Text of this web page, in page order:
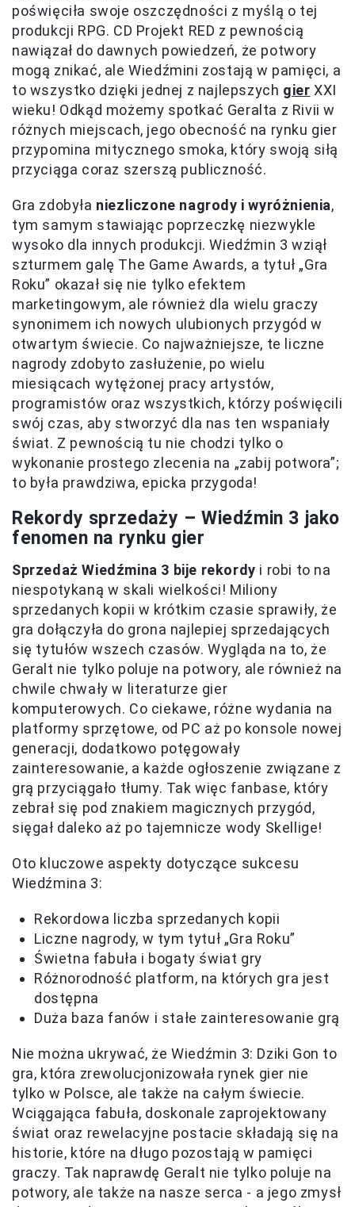
poświęciła swoje oszczędności z myślą o tej
produkcji RPG. CD Projekt RED z pewnością
nawiązał do dawnych powiedzeń, że potwory
mogą znikać, ale Wiedźmini zostają w pamięci, a
to wszystko dzięki jednej z najlepszych gier XXI
wieku! Odkąd możemy spotkać Geralta z Rivii w
różnych miejscach, jego obecność na rynku gier
przypomina mitycznego smoka, który swoją siłą
przyciąga coraz szerszą publiczność.
Gra zdobyła niezliczone nagrody i wyróżnienia,
tym samym stawiając poprzeczkę niezwykle
wysoko dla innych produkcji. Wiedźmin 3 wziął
szturmem galę The Game Awards, a tytuł „Gra
Roku” okazał się nie tylko efektem
marketingowym, ale również dla wielu graczy
synonimem ich nowych ulubionych przygód w
otwartym świecie. Co najważniejsze, te liczne
nagrody zdobyto zasłużenie, po wielu
miesiącach wytężonej pracy artystów,
programistów oraz wszystkich, którzy poświęcili
swój czas, aby stworzyć dla nas ten wspaniały
świat. Z pewnością tu nie chodzi tylko o
wykonanie prostego zlecenia na „zabij potwora”;
to była prawdziwa, epicka przygoda!
Rekordy sprzedaży – Wiedźmin 3 jako
fenomen na rynku gier
Sprzedaż Wiedźmina 3 bije rekordy i robi to na
niespotykaną w skali wielkości! Miliony
sprzedanych kopii w krótkim czasie sprawiły, że
gra dołączyła do grona najlepiej sprzedających
się tytułów wszech czasów. Wygląda na to, że
Geralt nie tylko poluje na potwory, ale również na
chwile chwały w literaturze gier
komputerowych. Co ciekawe, różne wydania na
platformy sprzętowe, od PC aż po konsole nowej
generacji, dodatkowo potęgowały
zainteresowanie, a każde ogłoszenie związane z
grą przyciągało tłumy. Tak więc fanbase, który
zebrał się pod znakiem magicznych przygód,
sięgał daleko aż po tajemnicze wody Skellige!
Oto kluczowe aspekty dotyczące sukcesu
Wiedźmina 3:
Rekordowa liczba sprzedanych kopii
Liczne nagrody, w tym tytuł „Gra Roku”
Świetna fabuła i bogaty świat gry
Różnorodność platform, na których gra jest
dostępna
Duża baza fanów i stałe zainteresowanie grą
Nie można ukrywać, że Wiedźmin 3: Dziki Gon to
gra, która zrewolucjonizowała rynek gier nie
tylko w Polsce, ale także na całym świecie.
Wciągająca fabuła, doskonale zaprojektowany
świat oraz rewelacyjne postacie składają się na
historie, które na długo pozostają w pamięci
graczy. Tak naprawdę Geralt nie tylko poluje na
potwory, ale także na nasze serca - a jego zmysł